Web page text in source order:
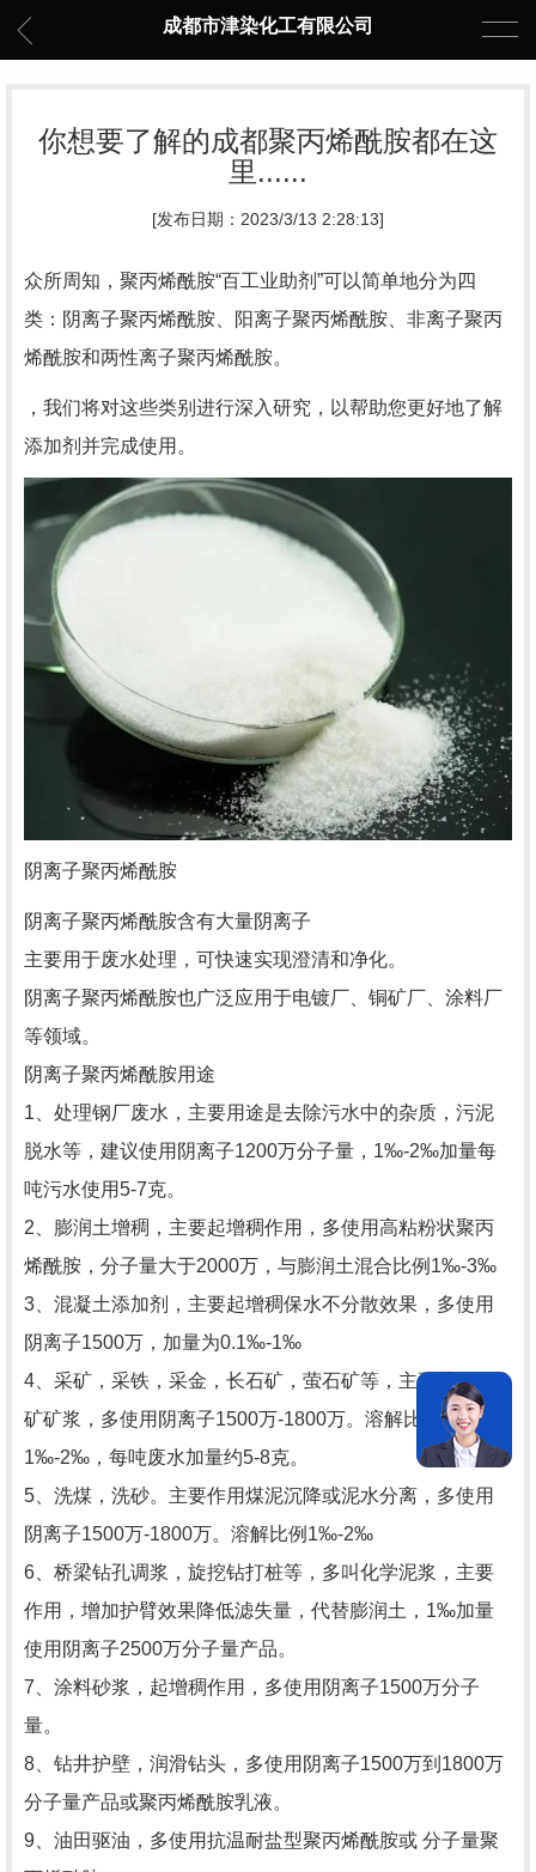
成都市津染化工有限公司
你想要了解的成都聚丙烯酰胺都在这
里......
[发布日期：2023/3/13 2:28:13]
众所周知，聚丙烯酰胺“百工业助剂”可以简单地分为四
类：阴离子聚丙烯酰胺、阳离子聚丙烯酰胺、非离子聚丙
烯酰胺和两性离子聚丙烯酰胺。
，我们将对这些类别进行深入研究，以帮助您更好地了解
添加剂并完成使用。
阴离子聚丙烯酰胺
阴离子聚丙烯酰胺含有大量阴离子
主要用于废水处理，可快速实现澄清和净化。
阴离子聚丙烯酰胺也广泛应用于电镀厂、铜矿厂、涂料厂
等领域。
阴离子聚丙烯酰胺用途
1、处理钢厂废水，主要用途是去除污水中的杂质，污泥
脱水等，建议使用阴离子1200万分子量，1‰-2‰加量每
吨污水使用5-7克。
2、膨润土增稠，主要起增稠作用，多使用高粘粉状聚丙
烯酰胺，分子量大于2000万，与膨润土混合比例1‰-3‰
3、混凝土添加剂，主要起增稠保水不分散效果，多使用
阴离子1500万，加量为0.1‰-1‰
4、采矿，采铁，采金，长石矿，萤石矿等，主要处理尾
矿矿浆，多使用阴离子1500万-1800万。溶解比例
1‰-2‰，每吨废水加量约5-8克。
5、洗煤，洗砂。主要作用煤泥沉降或泥水分离，多使用
阴离子1500万-1800万。溶解比例1‰-2‰
6、桥梁钻孔调浆，旋挖钻打桩等，多叫化学泥浆，主要
作用，增加护臂效果降低滤失量，代替膨润土，1‰加量
使用阴离子2500万分子量产品。
7、涂料砂浆，起增稠作用，多使用阴离子1500万分子
量。
8、钻井护壁，润滑钻头，多使用阴离子1500万到1800万
分子量产品或聚丙烯酰胺乳液。
9、油田驱油，多使用抗温耐盐型聚丙烯酰胺或 分子量聚